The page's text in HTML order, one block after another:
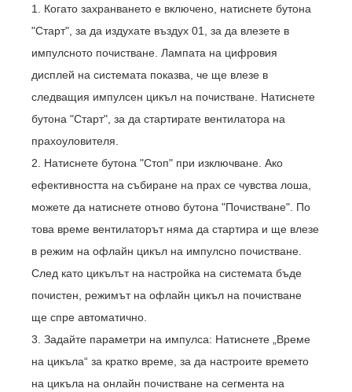
1. Когато захранването е включено, натиснете бутона
"Старт", за да издухате въздух 01, за да влезете в
импулсното почистване. Лампата на цифровия
дисплей на системата показва, че ще влезе в
следващия импулсен цикъл на почистване. Натиснете
бутона "Старт", за да стартирате вентилатора на
прахоуловителя.
2. Натиснете бутона "Стоп" при изключване. Ако
ефективността на събиране на прах се чувства лоша,
можете да натиснете отново бутона "Почистване". По
това време вентилаторът няма да стартира и ще влезе
в режим на офлайн цикъл на импулсно почистване.
След като цикълът на настройка на системата бъде
почистен, режимът на офлайн цикъл на почистване
ще спре автоматично.
3. Задайте параметри на импулса: Натиснете „Време
на цикъла“ за кратко време, за да настроите времето
на цикъла на онлайн почистване на сегмента на